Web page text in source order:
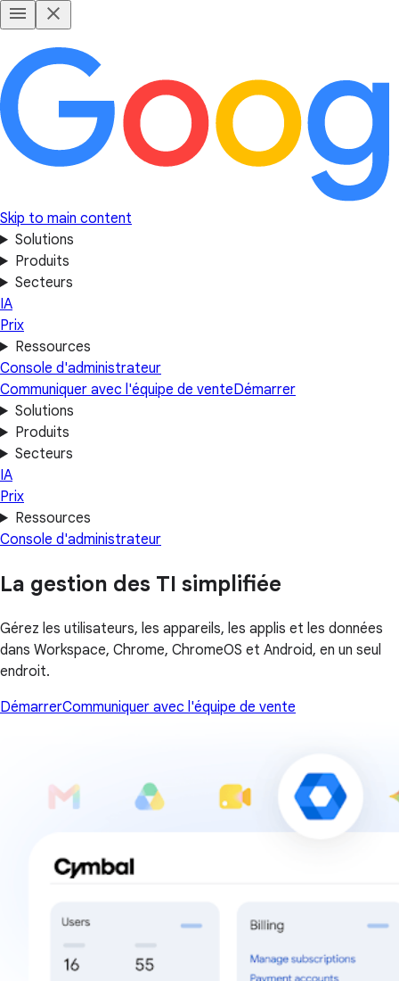
Skip to main content
Solutions
Produits
Secteurs
IA
Prix
Ressources
Console d'administrateur
Communiquer avec l'équipe de venteDémarrer
Solutions
Produits
Secteurs
IA
Prix
Ressources
Console d'administrateur
La gestion des TI simplifiée
Gérez les utilisateurs, les appareils, les applis et les données
dans Workspace, Chrome, ChromeOS et Android, en un seul
endroit.
DémarrerCommuniquer avec l'équipe de vente